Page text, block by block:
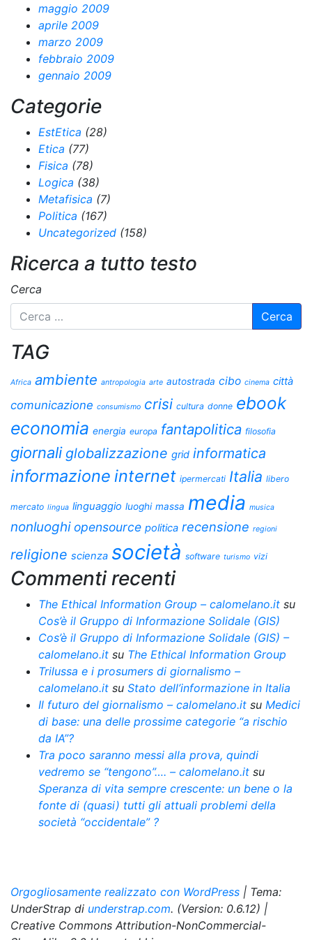
maggio 2009
aprile 2009
marzo 2009
febbraio 2009
gennaio 2009
Categorie
EstEtica (28)
Etica (77)
Fisica (78)
Logica (38)
Metafisica (7)
Politica (167)
Uncategorized (158)
Ricerca a tutto testo
Cerca
TAG
Africa ambiente antropologia arte autostrada cibo cinema città
comunicazione consumismo crisi cultura donne ebook
economia energia europa fantapolitica filosofia
giornali globalizzazione grid informatica
informazione internet ipermercati Italia libero
mercato lingua linguaggio luoghi massa media musica
nonluoghi opensource politica recensione regioni
religione scienza società software turismo vizi
Commenti recenti
The Ethical Information Group – calomelano.it su
Cos’è il Gruppo di Informazione Solidale (GIS)
Cos’è il Gruppo di Informazione Solidale (GIS) –
calomelano.it su The Ethical Information Group
Trilussa e i prosumers di giornalismo –
calomelano.it su Stato dell’informazione in Italia
Il futuro del giornalismo – calomelano.it su Medici
di base: una delle prossime categorie “a rischio
da IA”?
Tra poco saranno messi alla prova, quindi
vedremo se “tengono”…. – calomelano.it su
Speranza di vita sempre crescente: un bene o la
fonte di (quasi) tutti gli attuali problemi della
società “occidentale” ?
Orgogliosamente realizzato con WordPress | Tema:
UnderStrap di understrap.com. (Version: 0.6.12) |
Creative Commons Attribution-NonCommercial-